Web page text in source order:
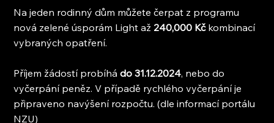
Na jeden rodinný dům můžete čerpat z programu
nová zelené úsporám Light až 240,000 Kč kombinací
vybraných opatření.
Příjem žádostí probíhá do 31.12.2024, nebo do
vyčerpání peněz. V případě rychlého vyčerpání je
připraveno navýšení rozpočtu. (dle informací portálu
NZU)